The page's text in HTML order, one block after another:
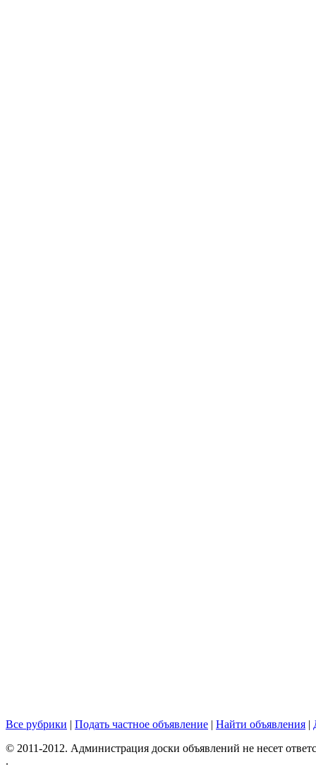
Все рубрики | Подать частное объявление | Найти объявления |
© 2011-2012. Администрация доски объявлений не несет
.